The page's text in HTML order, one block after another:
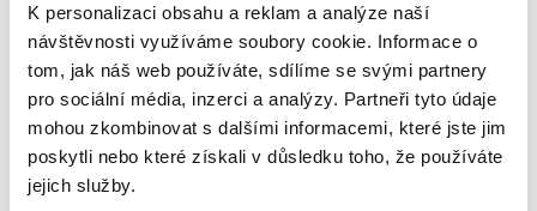
K personalizaci obsahu a reklam a analýze naší
návštěvnosti využíváme soubory cookie. Informace o
tom, jak náš web používáte, sdílíme se svými partnery
pro sociální média, inzerci a analýzy. Partneři tyto údaje
mohou zkombinovat s dalšími informacemi, které jste jim
poskytli nebo které získali v důsledku toho, že používáte
jejich služby.
Vítejte v mojeEUC